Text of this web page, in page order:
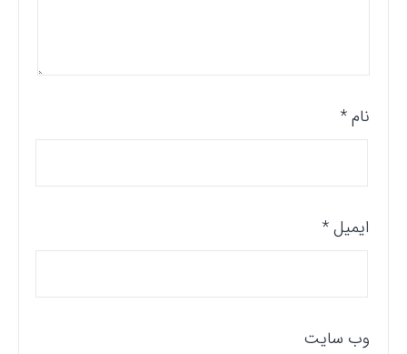
نام*
ایمیل*
وب‌ سایت